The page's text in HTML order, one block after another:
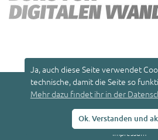
Ja, auch diese Seite verwendet
technische, damit die Seite so
Mehr dazu findet ihr in der
Ok. Verstanden und
© 2026
u
p
Impressum